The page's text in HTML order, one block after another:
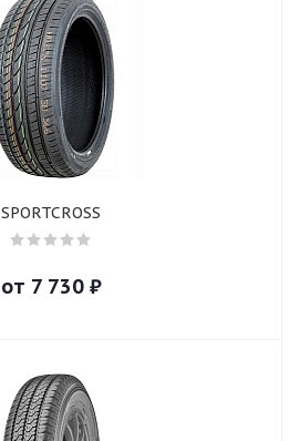
SPORTCROSS
от 7 730₽